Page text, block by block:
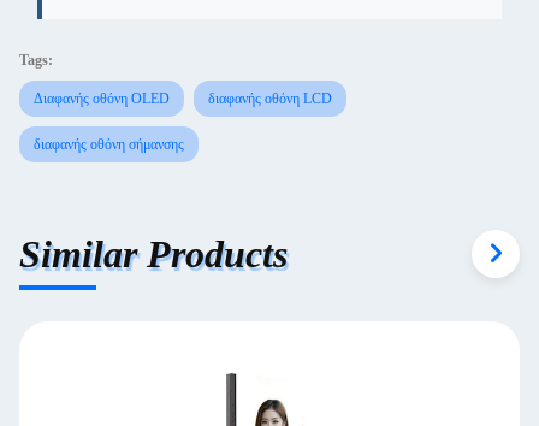
Tags:
Διαφανής οθόνη OLED διαφανής οθόνη LCD
διαφανής οθόνη σήμανσης
Similar Products